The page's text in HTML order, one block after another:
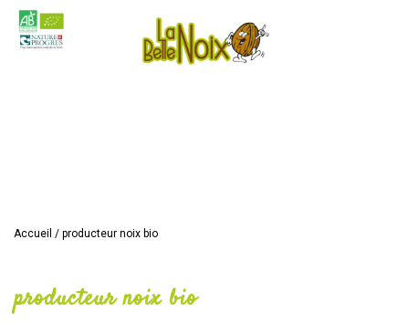
Accueil / producteur noix bio
producteur noix bio